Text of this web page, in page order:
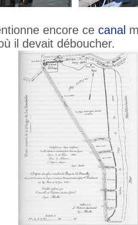
encore ce canal
il devait déboucher.